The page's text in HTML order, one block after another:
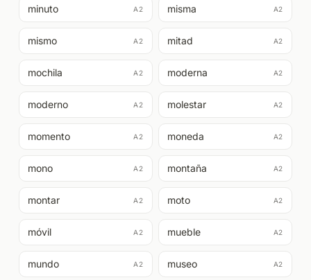
minuto A2 misma A2
mismo A2 mitad A2
mochila A2 moderna A2
moderno A2 molestar A2
momento A2 moneda A2
mono A2 montaña A2
montar A2 moto A2
móvil A2 mueble A2
mundo A2 museo A2